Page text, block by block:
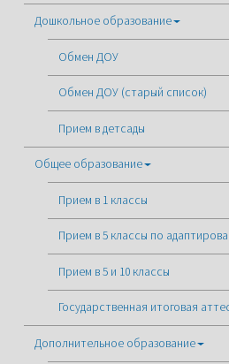
Дошкольное образование
Обмен ДОУ
Обмен ДОУ (старый список)
Прием в детсады
Общее образование
Прием в 1 классы
Прием в 5 классы по
Прием в 5 и 10 классы
Государственная итоговая
Дополнительное образование